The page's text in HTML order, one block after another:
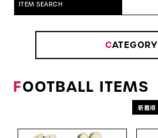
ITEM SEARCH
CATEGORY
FOOTBALL ITEMS
新着順